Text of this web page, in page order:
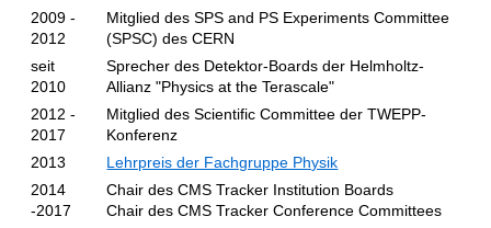
2009 -
2012
Mitglied des SPS and PS Experiments Committee
(SPSC) des CERN
seit
2010
Sprecher des Detektor-Boards der Helmholtz-
Allianz "Physics at the Terascale"
2012 -
2017
Mitglied des Scientific Committee der TWEPP-
Konferenz
2013
Lehrpreis der Fachgruppe Physik
2014
-2017
Chair des CMS Tracker Institution Boards
Chair des CMS Tracker Conference Committees